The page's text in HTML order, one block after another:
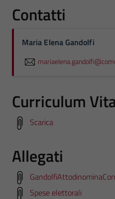
Contatti
Maria Elena Gandolfi
Curriculum
Scarica
Allegati
Spese elettorali